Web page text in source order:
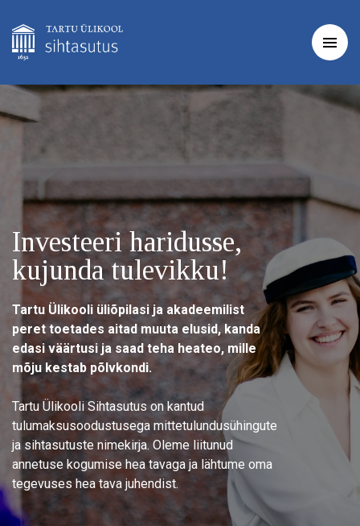
Investeeri haridusse,
kujunda tulevikku!
Tartu Ülikooli üliõpilasi ja akadeemilist
peret toetades aitad muuta elusid, kanda
edasi väärtusi ja saad teha heateo, mille
mõju kestab põlvkondi.
Tartu Ülikooli Sihtasutus on kantud
tulumaksusoodustusega mittetulundusühingute
ja sihtasutuste nimekirja. Oleme liitunud
annetuse kogumise hea tavaga ja lähtume oma
tegevuses hea tava juhendist.